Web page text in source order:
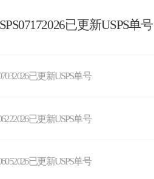
已更新USPS单号
已更新USPS单号
已更新USPS单号
已更新USPS单号